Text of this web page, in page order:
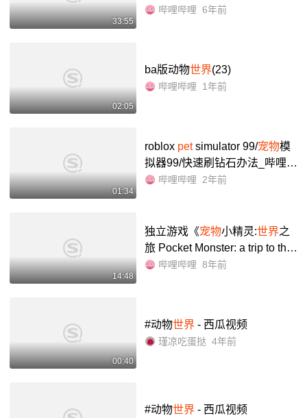
33:55
哔哩哔哩 6年前
02:05
ba版动物世界(23)
哔哩哔哩 1年前
01:34
roblox petsimulator 99/宠物模
拟器99/快速刷钻石办法_哔哩哔
哩_bilibili
哔哩哔哩 2年前
14:48
独立游戏《宠物小精灵:世界之
旅 Pocket Monster: a trip to the
world》-独游魔盒_哔哩哔哩_bil
哔哩哔哩 8年前
00:40
#动物世界 - 西瓜视频
瑾凉吃蛋挞 4年前
#动物世界 - 西瓜视频